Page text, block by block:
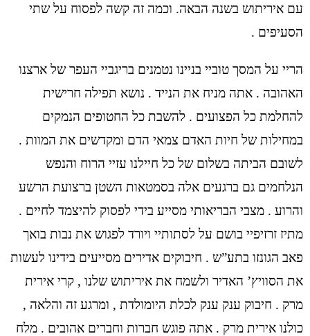
עם איריתוש בשנה הבאה. וכמה זה קשה לפסוח על שתי
הסעיפים .
הריי על המסך טוביי בניינו נטמנים בריגביי העפר של ארצנו
האהובה . אתה מניח את הנייד . נושא תפילה חרישית
להחלמת כל הפצועים . להשבת כל החטופים הנמקים
במחילות של חיות האדם צמאי הדם ומקדשים את המוות .
לשובם הביתה בשלום של כל חיילנו עזיי הרוח והנפש
הנלחמים גם ברגעים אלה בסמטאות השטן ברצועת הרשע
והרוע . מצבי הבריאותי מסייע בידי לפסוק להיצמד לחיים .
מתיז זרזיפיי בושם על לסתותיי ויורד לפגוש את נבות בואך
פאב הגונזו בתע”ש . חיבוקים אדירים מסייעים בידינו לעשות
את הסוויץ’ האדיר ולשמח את איריתוש שלנו , קרי אירית
מרק . חיבוק ענק ענק לכלת היומולדת , ומרגע זה והלאה ,
כולנו אירית מרק . אתה פוגש חברות וחברים אהובים . מלח